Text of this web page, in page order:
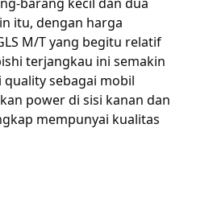
itu, dengan harga
M/T yang begitu relatif
terjangkau ini semakin
sebagai mobil
power di sisi kanan dan
mempunyai kualitas